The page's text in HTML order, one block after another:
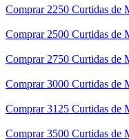
Comprar 2250 Curtidas de
Comprar 2500 Curtidas de
Comprar 2750 Curtidas de
Comprar 3000 Curtidas de
Comprar 3125 Curtidas de
Comprar 3500 Curtidas de